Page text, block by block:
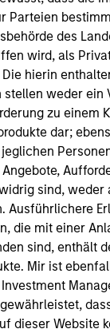
Parteien
des
wird, als
hierin
stellen weder ein
zu einem
dar;
sind, weder
Ausführlichere
die mit einer
sind, enthält
Mir ist
dieser Website
INVESTING
Report
team
proxy voting
change on
topics.